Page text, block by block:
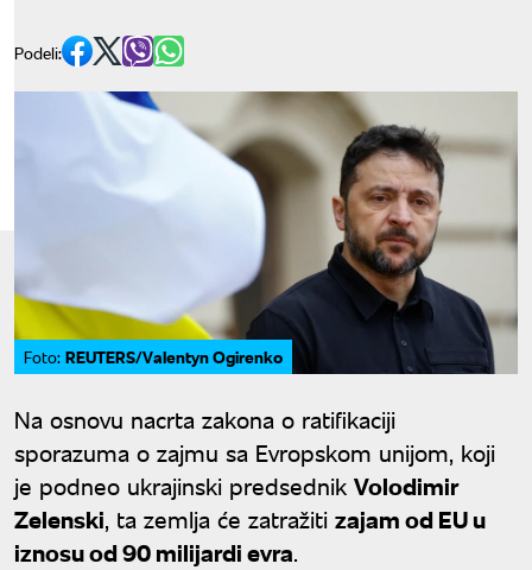
Podeli:
Foto: REUTERS/Valentyn Ogirenko
Na osnovu nacrta zakona o ratifikaciji
sporazuma o zajmu sa Evropskom unijom, koji
je podneo ukrajinski predsednik Volodimir
Zelenski, ta zemlja će zatražiti zajam od EU u
iznosu od 90 milijardi evra.